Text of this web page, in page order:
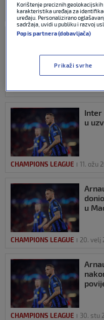
EX-YU LIGE 21. srp 2025
Inter
u
CHAMPIONS LEAGUE 11. ožu
u
CHAMPIONS LEAGUE 20. velj
CHAMPIONS LEAGUE 30. stu
Korištenje preciznih
karakteristika uređaja za
uređaju. Personalizirano
sadržaja, uvidi u publiku i razvoj
Popis partnera (dobavljača)
Prikaži svrhe